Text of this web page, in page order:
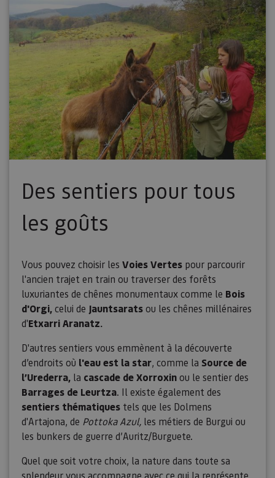
Des sentiers pour tous
les goûts
Vous pouvez choisir les Voies Vertes pour parcourir
l'ancien trajet en train ou traverser des forêts
luxuriantes de chênes monumentaux comme le Bois
d'Orgi,celui de Jauntsaratsou les chênes millénaires
d'Etxarri Aranatz.
D'autres sentiers vous emmènent à la découverte
d’endroits où l'eau est la star, comme la Source de
l’Urederra, la cascade de Xorroxinou le sentier des
Barrages de Leurtza. Il existe également des
sentiers thématiques tels que les Dolmens
d'Artajona, de Pottoka Azul, les métiers de Burgui ou
les bunkers de guerre d’Auritz/Burguete.
Quel que soit votre choix, la nature dans toute sa
splendeur vous accompagne avec ce qui la représente